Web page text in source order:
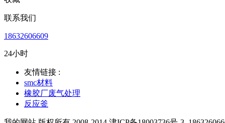
联系我们
18632606609
24小时
友情链接 :
smc材料
橡胶厂废气处理
反应釜